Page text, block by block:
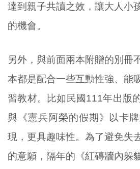
達到親子共讀之效，讓大人小
的機會。
另外，與前面兩本附贈的別冊
本都是配合一些互動性強、能
習教材。比如民國111年出版
與《憲兵阿榮的假期》以卡
現，更具趣味性。為了避免失
的意願，隔年的《紅磚牆內躲